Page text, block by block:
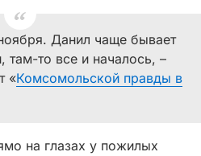
Данил чаще бывает
то все и началось, –
«Комсомольской правды в
на глазах у пожилых